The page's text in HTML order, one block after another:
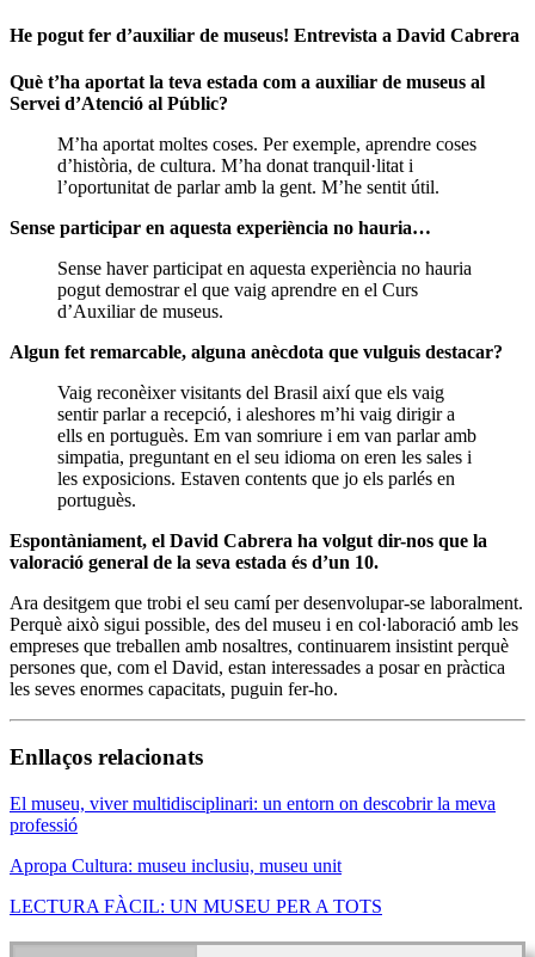
He pogut fer d’auxiliar de museus! Entrevista a David Cabrera
Què t’ha aportat la teva estada com a auxiliar de museus al
Servei d’Atenció al Públic?
M’ha aportat moltes coses. Per exemple, aprendre coses
d’història, de cultura. M’ha donat tranquil·litat i
l’oportunitat de parlar amb la gent. M’he sentit útil.
Sense participar en aquesta experiència no hauria…
Sense haver participat en aquesta experiència no hauria
pogut demostrar el que vaig aprendre en el Curs
d’Auxiliar de museus.
Algun fet remarcable, alguna anècdota que vulguis destacar?
Vaig reconèixer visitants del Brasil així que els vaig
sentir parlar a recepció, i aleshores m’hi vaig dirigir a
ells en portuguès. Em van somriure i em van parlar amb
simpatia, preguntant en el seu idioma on eren les sales i
les exposicions. Estaven contents que jo els parlés en
portuguès.
Espontàniament, el David Cabrera ha volgut dir-nos que la
valoració general de la seva estada és d’un 10.
Ara desitgem que trobi el seu camí per desenvolupar-se laboralment.
Perquè això sigui possible, des del museu i en col·laboració amb les
empreses que treballen amb nosaltres, continuarem insistint perquè
persones que, com el David, estan interessades a posar en pràctica
les seves enormes capacitats, puguin fer-ho.
Enllaços relacionats
El museu, viver multidisciplinari: un entorn on descobrir la meva
professió
Apropa Cultura: museu inclusiu, museu unit
LECTURA FÀCIL: UN MUSEU PER A TOTS